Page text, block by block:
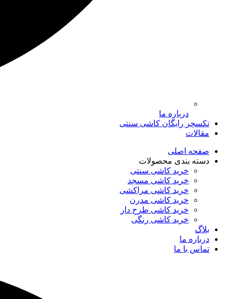
درباره ما
تکسچر رایگان کاشی سنتی
مقالات
صفحه اصلی
دسته بندی محصولات
خرید کاشی سنتی
خرید کاشی مسجد
خرید کاشی مراکشی
خرید کاشی مدرن
خرید کاشی طرح دار
خرید کاشی رنگی
بلاگ
درباره ما
تماس با ما